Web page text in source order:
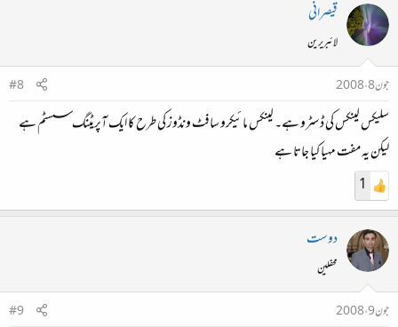
قیصرانی
لائبریرین
جون 8، 2008
#8
سلیکس لینکس کی ڈسٹرو ہے۔ لینکس مائیکرو سافٹ ونڈوز کی طرح کا ایک آپریٹنگ سسٹم ہے
لیکن یہ مفت مہیا کیا جاتا ہے
1
دوست
محفلین
جون 9، 2008
#9